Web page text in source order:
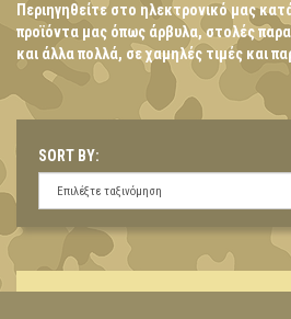
Περιηγηθείτε στο ηλεκτρονικό μας
προϊόντα μας όπως άρβυλα, στολές
και άλλα πολλά, σε χαμηλές τιμές και
SORT BY: